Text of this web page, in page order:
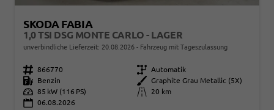
SKODA FABIA
1,0 TSI DSG MONTE CARLO - LAGER
unverbindliche Lieferzeit: 20.08.2026 Fahrzeug mit Tageszulassung
Fahrzeugnr. 866770 Getriebe Automatik
Kraftstoff
Benzin Außenfarbe
Graphite Grau Metallic (5X)
Leistung 85 kW (116 PS) Kilometerstand
20 km
06.08.2026